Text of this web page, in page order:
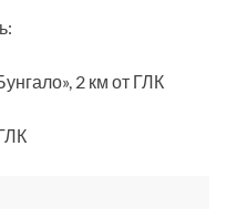
2 км от ГЛК